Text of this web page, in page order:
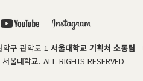
구 관악로 1 서울대학교 기획처 소통팀
울대학교. ALL RIGHTS RESERVED